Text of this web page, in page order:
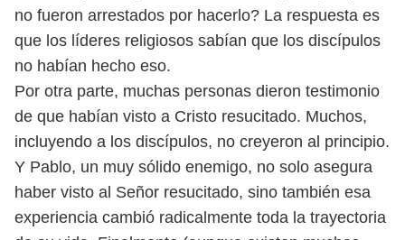
no fueron arrestados por hacerlo? La respuesta es
que los líderes religiosos sabían que los discípulos
no habían hecho eso.
Por otra parte, muchas personas dieron testimonio
de que habían visto a Cristo resucitado. Muchos,
incluyendo a los discípulos, no creyeron al principio.
Y Pablo, un muy sólido enemigo, no solo asegura
haber visto al Señor resucitado, sino también esa
experiencia cambió radicalmente toda la trayectoria